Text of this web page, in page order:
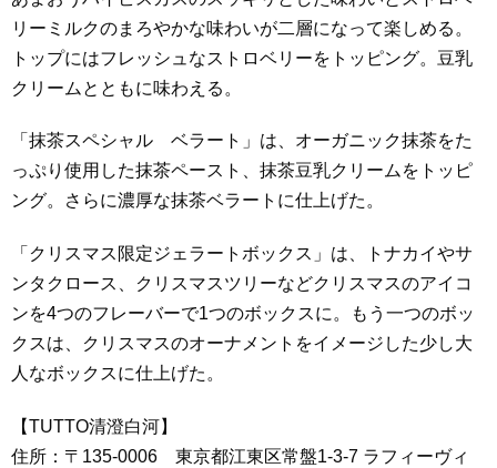
リーミルクのまろやかな味わいが二層になって楽しめる。
トップにはフレッシュなストロベリーをトッピング。豆乳
クリームとともに味わえる。
「抹茶スペシャル ベラート」は、オーガニック抹茶をた
っぷり使用した抹茶ペースト、抹茶豆乳クリームをトッピ
ング。さらに濃厚な抹茶ベラートに仕上げた。
「クリスマス限定ジェラートボックス」は、トナカイやサ
ンタクロース、クリスマスツリーなどクリスマスのアイコ
ンを4つのフレーバーで1つのボックスに。もう一つのボッ
クスは、クリスマスのオーナメントをイメージした少し大
人なボックスに仕上げた。
【TUTTO清澄白河】
住所：〒135-0006 東京都江東区常盤1-3-7 ラフィーヴィ